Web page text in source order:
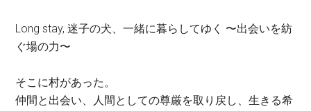
Long stay, 迷子の犬、一緒に暮らしてゆく 〜出会いを紡
ぐ場の力〜
そこに村があった。
仲間と出会い、人間としての尊厳を取り戻し、生きる希